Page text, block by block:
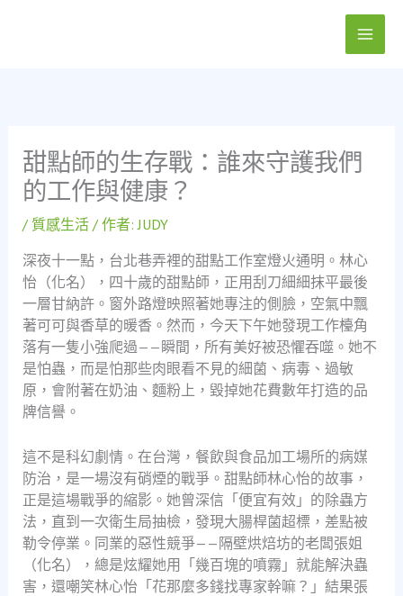
甜點師的生存戰：誰來守護我們
的工作與健康？
/ 質感生活/ 作者:JUDY
深夜十一點，台北巷弄裡的甜點工作室燈火通明。林心
怡（化名），四十歲的甜點師，正用刮刀細細抹平最後
一層甘納許。窗外路燈映照著她專注的側臉，空氣中飄
著可可與香草的暖香。然而，今天下午她發現工作檯角
落有一隻小強爬過——瞬間，所有美好被恐懼吞噬。她不
是怕蟲，而是怕那些肉眼看不見的細菌、病毒、過敏
原，會附著在奶油、麵粉上，毀掉她花費數年打造的品
牌信譽。
這不是科幻劇情。在台灣，餐飲與食品加工場所的病媒
防治，是一場沒有硝煙的戰爭。甜點師林心怡的故事，
正是這場戰爭的縮影。她曾深信「便宜有效」的除蟲方
法，直到一次衛生局抽檢，發現大腸桿菌超標，差點被
勒令停業。同業的惡性競爭——隔壁烘焙坊的老闆張姐
（化名），總是炫耀她用「幾百塊的噴霧」就能解決蟲
害，還嘲笑林心怡「花那麼多錢找專家幹嘛？」結果張